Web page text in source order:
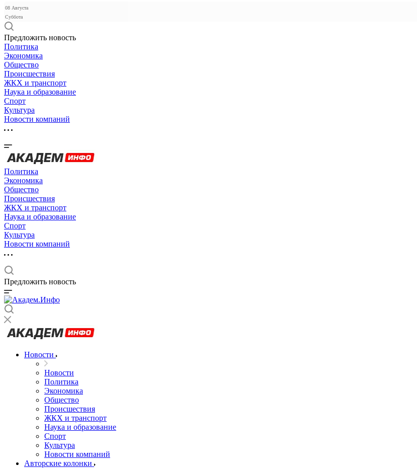
08 Августа
Суббота
Предложить новость
Политика
Экономика
Общество
Происшествия
ЖКХ и транспорт
Наука и образование
Спорт
Культура
Новости компаний
Политика
Экономика
Общество
Происшествия
ЖКХ и транспорт
Наука и образование
Спорт
Культура
Новости компаний
Предложить новость
Новости
Новости
Политика
Экономика
Общество
Происшествия
ЖКХ и транспорт
Наука и образование
Спорт
Культура
Новости компаний
Авторские колонки